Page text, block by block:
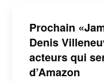
Prochain
Denis
acteurs qui
d’Amazon